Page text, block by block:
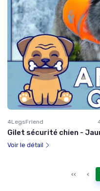
4LegsFriend
Gilet sécurité chien -
Voir le détail
‹‹ ‹